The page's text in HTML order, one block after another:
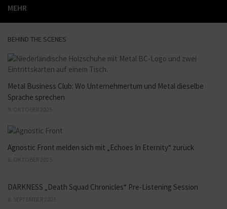
MEHR
BEHIND THE SCENES
Metal Business Club: Wo Unternehmertum und Metal dieselbe
Sprache sprechen
Agnostic Front melden sich mit „Echoes In Eternity“ zurück
DARKNESS „Death Squad Chronicles“ Pre-Listening Session